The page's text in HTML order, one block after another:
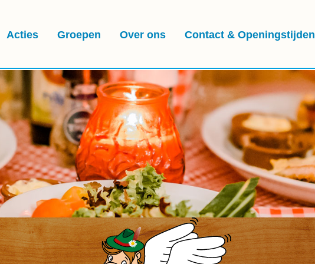
Acties Groepen Over ons Contact & Openingstijden